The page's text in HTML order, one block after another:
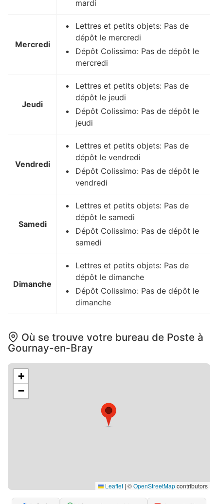
mardi
Mercredi
Lettres et petits objets: Pas de
dépôt le mercredi
Dépôt Colissimo: Pas de dépôt le
mercredi
Jeudi
Lettres et petits objets: Pas de
dépôt le jeudi
Dépôt Colissimo: Pas de dépôt le
jeudi
Vendredi
Lettres et petits objets: Pas de
dépôt le vendredi
Dépôt Colissimo: Pas de dépôt le
vendredi
Samedi
Lettres et petits objets: Pas de
dépôt le samedi
Dépôt Colissimo: Pas de dépôt le
samedi
Dimanche
Lettres et petits objets: Pas de
dépôt le dimanche
Dépôt Colissimo: Pas de dépôt le
dimanche
Où se trouve votre bureau de Poste à
Gournay-en-Bray
+
−
Leaflet | ©OpenStreetMapcontributors